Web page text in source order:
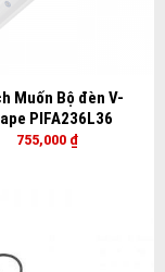
Muốn Bộ đèn V-
PIFA236L36
755,000 ₫